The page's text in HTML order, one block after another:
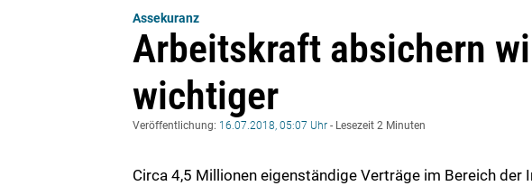
Assekuranz
Arbeitskraft absichern
wichtiger
Veröffentlichung: 16.07.2018, 05:07 Uhr - Lesezeit 2 Minuten
Circa 4,5 Millionen eigenständige Verträge im Bereich der